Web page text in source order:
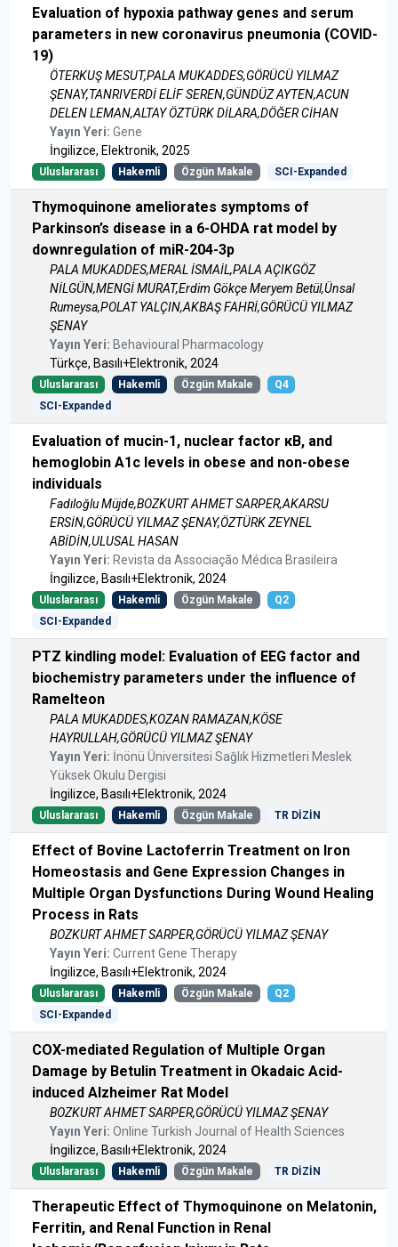
Evaluation of hypoxia pathway genes and serum
parameters in new coronavirus pneumonia (COVID-
19)
ÖTERKUŞ MESUT,PALA MUKADDES,GÖRÜCÜ YILMAZ
ŞENAY,TANRIVERDİ ELİF SEREN,GÜNDÜZ AYTEN,ACUN
DELEN LEMAN,ALTAY ÖZTÜRK DİLARA,DÖĞER CİHAN
Yayın Yeri: Gene
İngilizce, Elektronik, 2025
Uluslararası Hakemli Özgün Makale SCI-Expanded
Thymoquinone ameliorates symptoms of
Parkinson’s disease in a 6-OHDA rat model by
downregulation of miR-204-3p
PALA MUKADDES,MERAL İSMAİL,PALA AÇIKGÖZ
NİLGÜN,MENGİ MURAT,Erdim Gökçe Meryem Betül,Ünsal
Rumeysa,POLAT YALÇIN,AKBAŞ FAHRİ,GÖRÜCÜ YILMAZ
ŞENAY
Yayın Yeri: Behavioural Pharmacology
Türkçe, Basılı+Elektronik, 2024
Uluslararası Hakemli Özgün Makale
Q4
SCI-Expanded
Evaluation of mucin-1, nuclear factor κB, and
hemoglobin A1c levels in obese and non-obese
individuals
Fadıloğlu Müjde,BOZKURT AHMET SARPER,AKARSU
ERSİN,GÖRÜCÜ YILMAZ ŞENAY,ÖZTÜRK ZEYNEL
ABİDİN,ULUSAL HASAN
Yayın Yeri: Revista da Associação Médica Brasileira
İngilizce, Basılı+Elektronik, 2024
Uluslararası Hakemli Özgün Makale
Q2
SCI-Expanded
PTZ kindling model: Evaluation of EEG factor and
biochemistry parameters under the influence of
Ramelteon
PALA MUKADDES,KOZAN RAMAZAN,KÖSE
HAYRULLAH,GÖRÜCÜ YILMAZ ŞENAY
Yayın Yeri: İnönü Üniversitesi Sağlık Hizmetleri Meslek
Yüksek Okulu Dergisi
İngilizce, Basılı+Elektronik, 2024
Uluslararası Hakemli Özgün Makale TR DİZİN
Effect of Bovine Lactoferrin Treatment on Iron
Homeostasis and Gene Expression Changes in
Multiple Organ Dysfunctions During Wound Healing
Process in Rats
BOZKURT AHMET SARPER,GÖRÜCÜ YILMAZ ŞENAY
Yayın Yeri: Current Gene Therapy
İngilizce, Basılı+Elektronik, 2024
Uluslararası Hakemli Özgün Makale
Q2
SCI-Expanded
COX-mediated Regulation of Multiple Organ
Damage by Betulin Treatment in Okadaic Acid-
induced Alzheimer Rat Model
BOZKURT AHMET SARPER,GÖRÜCÜ YILMAZ ŞENAY
Yayın Yeri: Online Turkish Journal of Health Sciences
İngilizce, Basılı+Elektronik, 2024
Uluslararası Hakemli Özgün Makale TR DİZİN
Therapeutic Effect of Thymoquinone on Melatonin,
Ferritin, and Renal Function in Renal